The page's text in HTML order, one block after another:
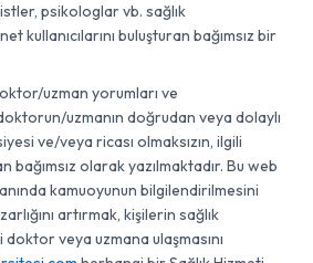
psikologlar vb. sağlık
kullanıcılarını buluşturan bağımsız bir
uzman yorumları ve
uzmanın doğrudan veya dolaylı
ve/veya ricası olmaksızın, ilgili
bağımsız olarak yazılmaktadır. Bu web
kamuoyunun bilgilendirilmesini
artırmak, kişilerin sağlık
veya uzmana ulaşmasını